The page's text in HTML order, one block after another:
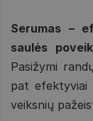
Serumas –
saulės
Pasižymi
pat efektyviai
veiksnių